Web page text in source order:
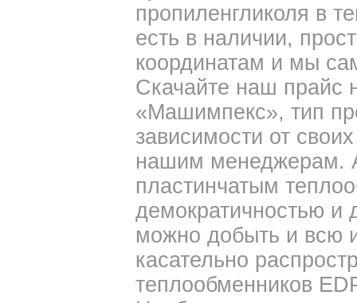
пропиленгликоля в
есть в наличии,
координатам и мы
Скачайте наш прайс
«Машимпекс», тип
зависимости от
нашим менеджерам.
пластинчатым
демократичностью и
можно добыть и всю
касательно
теплообменников